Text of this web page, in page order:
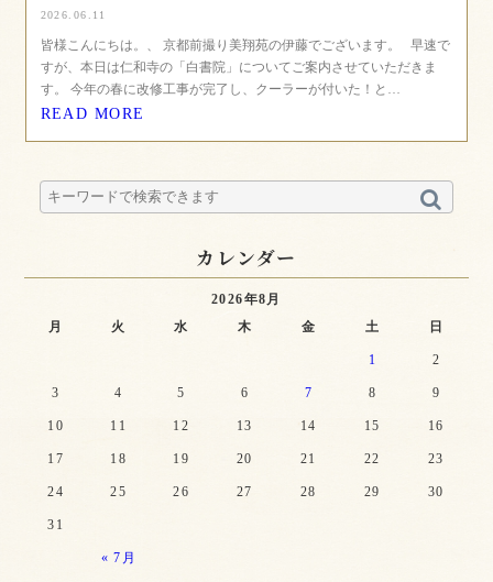
2026.06.11
皆様こんにちは。、 京都前撮り美翔苑の伊藤でございます。 早速で
すが、本日は仁和寺の「白書院」についてご案内させていただきま
す。 今年の春に改修工事が完了し、クーラーが付いた！と…
READ MORE
カレンダー
2026年8月
月
火 水 木 金 土 日
« 7月
1 2
3 4 5 6 7 8 9
10 11 12 13 14 15 16
17 18 19 20 21 22 23
24 25 26 27 28 29 30
31